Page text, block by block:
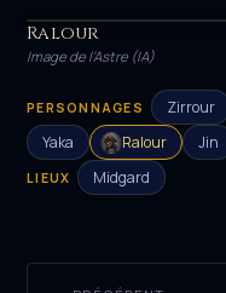
PERSONNAGE
Ralour
Image de l'Astre (IA)
PERSONNAGES Zirrour
Yaka
Ralour Jin
LIEUX Midgard